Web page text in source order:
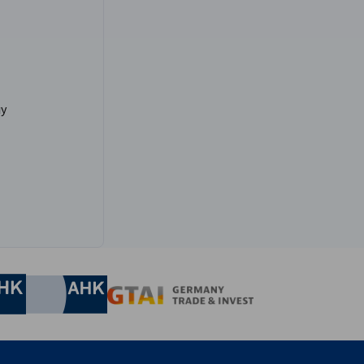
of Commerce and Industry
Chamber of Commerce and Industry
AHK.de